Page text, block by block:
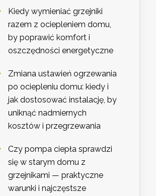
Kiedy wymieniać grzejniki
razem z ociepleniem domu,
by poprawić komfort i
oszczędności energetyczne
Zmiana ustawień ogrzewania
po ociepleniu domu: kiedy i
jak dostosować instalację, by
uniknąć nadmiernych
kosztów i przegrzewania
Czy pompa ciepła sprawdzi
się w starym domu z
grzejnikami — praktyczne
warunki i najczęstsze